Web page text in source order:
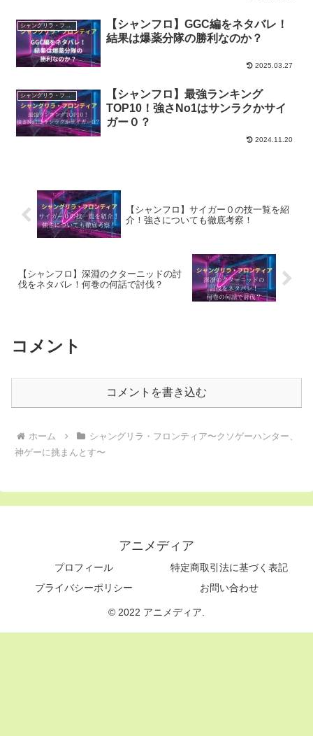
シャングリラ・フロンティア〜クソゲーハンター、神ゲーに挑まんとす〜
【シャンフロ】GGC編をネタバレ！
結果は爆薬分隊の勝利なのか？
2025.03.27
シャングリラ・フロンティア〜クソゲーハンター、神ゲーに挑まんとす〜
【シャンフロ】最強ランキング
TOP10！強さNo1はサンラクかサイ
ガー０？
2024.11.20
【シャンフロ】サイガー０の技一覧を紹
介！強さについても徹底考察！
【シャンフロ】深淵のクターニッドの討
伐をネタバレ！何巻の何話で討伐？
コメント
コメントを書き込む
ホーム
シャングリラ・フロンティア〜クソゲーハンター、
神ゲーに挑まんとす〜
アニメディア
プロフィール
特定商取引法に基づく表記
プライバシーポリシー
お問い合わせ
© 2022 アニメディア.